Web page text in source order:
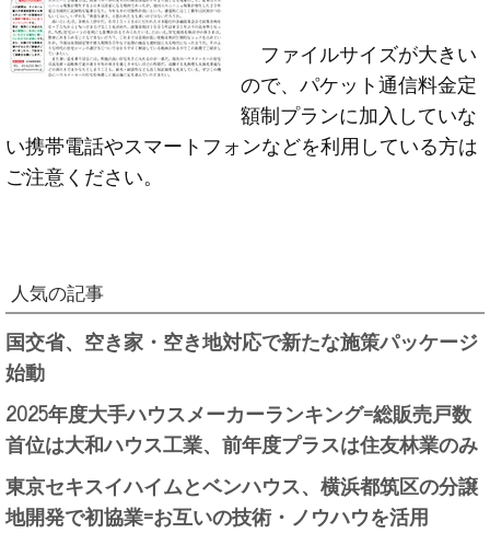
ファイルサイズが大きい
ので、パケット通信料金定
額制プランに加入していな
い携帯電話やスマートフォンなどを利用している方は
ご注意ください。
人気の記事
国交省、空き家・空き地対応で新たな施策パッケージ
始動
2025年度大手ハウスメーカーランキング=総販売戸数
首位は大和ハウス工業、前年度プラスは住友林業のみ
東京セキスイハイムとベンハウス、横浜都筑区の分譲
地開発で初協業=お互いの技術・ノウハウを活用